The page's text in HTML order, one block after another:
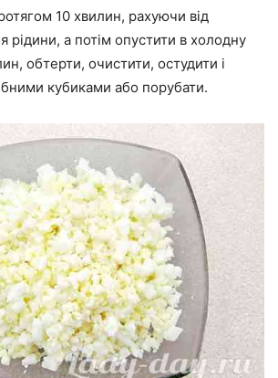
10 хвилин, рахуючи від
рідини, а потім опустити в холодну
обтерти, очистити, остудити і
кубиками або порубати.